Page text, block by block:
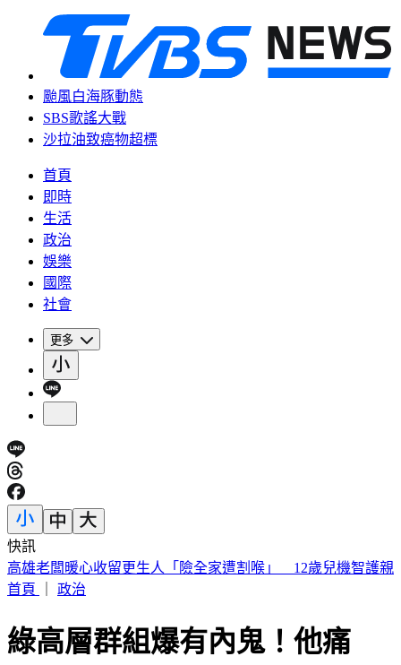
颱風白海豚動態
SBS歌謠大戰
沙拉油致癌物超標
首頁
即時
生活
政治
娛樂
國際
社會
更多
快訊
白海豚逼近！最快週五發海警 蔣萬安被問颱風假：料敵從寬
首頁
政治
綠高層群組爆有內鬼！他痛